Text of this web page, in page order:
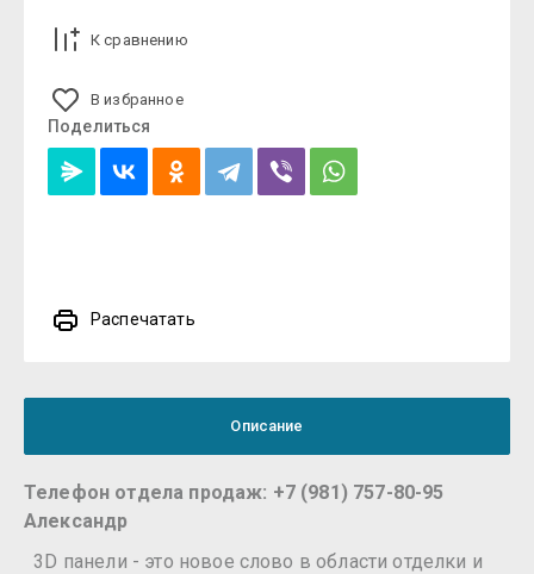
К сравнению
В избранное
Поделиться
Распечатать
Описание
Телефон отдела продаж: +7 (981) 757-80-95
Александр
3D панели - это новое слово в области отделки и